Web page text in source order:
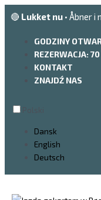
Przejdź
do🔴 Lukket nu • Åbner i
GODZINY
REZERWACJA:
KONTAKT
ZNAJDŹ NAS
Dansk
English
Deutsch